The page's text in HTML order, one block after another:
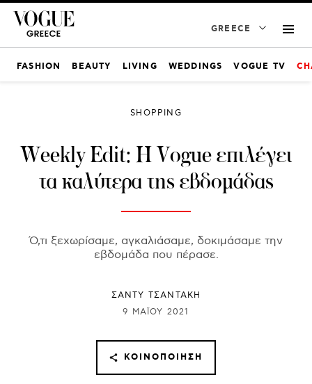
GREECE
FASHION BEAUTY LIVING WEDDINGS VOGUE TV
SHOPPING
Weekly Edit: Η Vogue επιλέγει
τα καλύτερα της εβδομάδας
Ό,τι ξεχωρίσαμε, αγκαλιάσαμε, δοκιμάσαμε την
εβδομάδα που πέρασε.
ΣΑΝΤΥ ΤΣΑΝΤΑΚΗ
9 ΜΑΪ́ΟΥ 2021
ΚΟΙΝΟΠΟΊΗΣΗ